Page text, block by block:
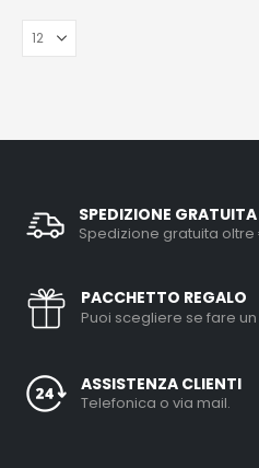
SPEDIZIONE GRATUITA
Spedizione gratuita oltre
PACCHETTO REGALO
Puoi scegliere se fare
ASSISTENZA CLIENTI
Telefonica o via mail.